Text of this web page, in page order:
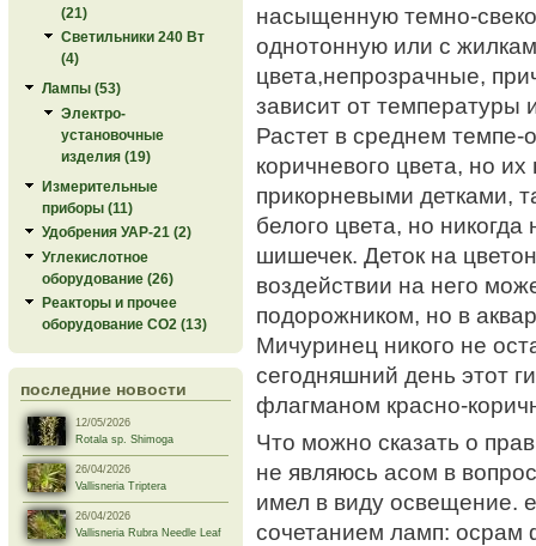
(21)
Светильники 240 Вт
(4)
Лампы (53)
Электро-
установочные
изделия (19)
Измерительные
приборы (11)
Удобрения УАР-21 (2)
Углекислотное
оборудование (26)
Реакторы и прочее
оборудование СО2 (13)
последние новости
12/05/2026
Rotala sp. Shimoga
26/04/2026
Vallisneria Triptera
26/04/2026
Vallisneria Rubra Needle Leaf
насыщенную темно-
однотонную или с
цвета,непрозрачные,
зависит от температуры
Растет в среднем темпе-
коричневого цвета, но
прикорневыми детками,
белого цвета, но
шишечек. Деток на
воздействии на него
подорожником, но в
Мичуринец никого не
сегодняшний день этот
флагманом красно-
Что можно сказать о
не являюсь асом в
имел в виду освещение.
сочетанием ламп: